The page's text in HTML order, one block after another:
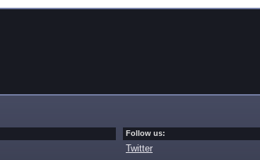
Follow us:
Twitter